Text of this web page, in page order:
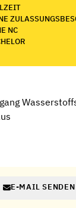
NC
E-MAIL SENDEN